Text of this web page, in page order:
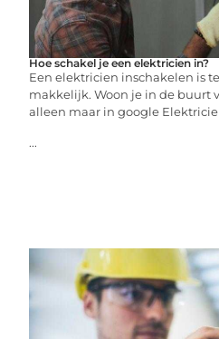
Hoe schakel je een elektricien in?
Een elektricien inschakelen is
makkelijk. Woon je in de buurt
alleen maar in google
...